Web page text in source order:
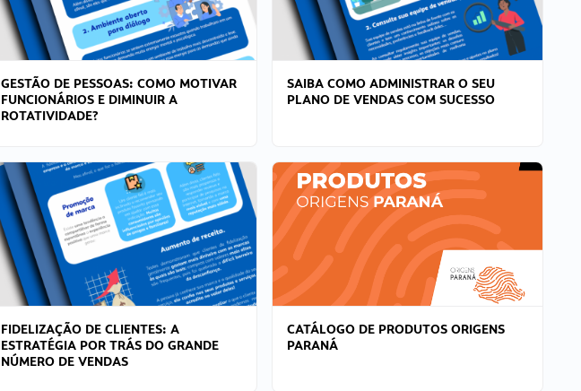
GESTÃO DE PESSOAS: COMO MOTIVAR
FUNCIONÁRIOS E DIMINUIR A
ROTATIVIDADE?
SAIBA COMO ADMINISTRAR O SEU
PLANO DE VENDAS COM SUCESSO
FIDELIZAÇÃO DE CLIENTES: A
ESTRATÉGIA POR TRÁS DO GRANDE
NÚMERO DE VENDAS
CATÁLOGO DE PRODUTOS ORIGENS
PARANÁ